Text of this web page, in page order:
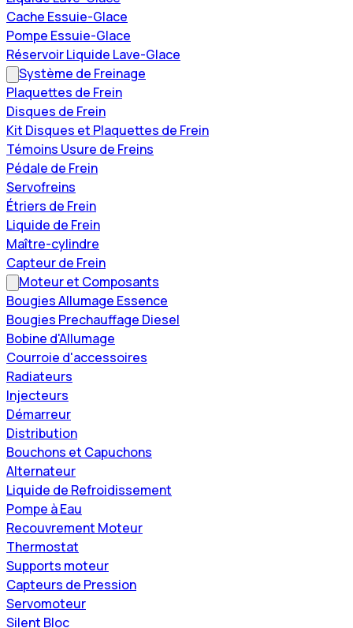
Cache Essuie-Glace
Pompe Essuie-Glace
Réservoir Liquide Lave-Glace
Système de Freinage
Plaquettes de Frein
Disques de Frein
Kit Disques et Plaquettes de Frein
Témoins Usure de Freins
Pédale de Frein
Servofreins
Étriers de Frein
Liquide de Frein
Maître-cylindre
Capteur de Frein
Moteur et Composants
Bougies Allumage Essence
Bougies Prechauffage Diesel
Bobine d'Allumage
Courroie d'accessoires
Radiateurs
Injecteurs
Démarreur
Distribution
Bouchons et Capuchons
Alternateur
Liquide de Refroidissement
Pompe à Eau
Recouvrement Moteur
Thermostat
Supports moteur
Capteurs de Pression
Servomoteur
Silent Bloc